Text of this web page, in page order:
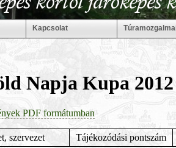
Kapcsolat
Napja Kupa
PDF formátumban
szervezet
Tájékozódási pontszám